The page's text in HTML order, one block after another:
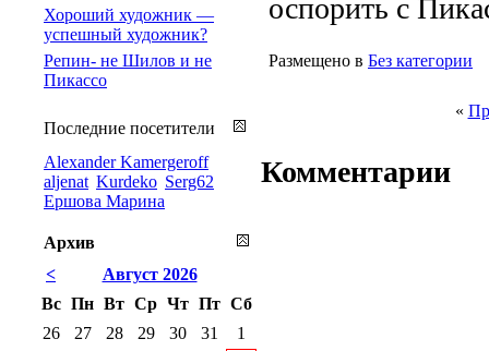
оспорить с
Размещено в Без категории
«
Комментарии
Хороший художник —
успешный художник?
Репин- не Шилов и не
Пикассо
Последние посетители
Alexander Kamergeroff
aljenat Kurdeko Serg62
Ершова Марина
Архив
<
Август 2026
Вс Пн Вт Ср Чт Пт Сб
26
27 28 29 30 31
1